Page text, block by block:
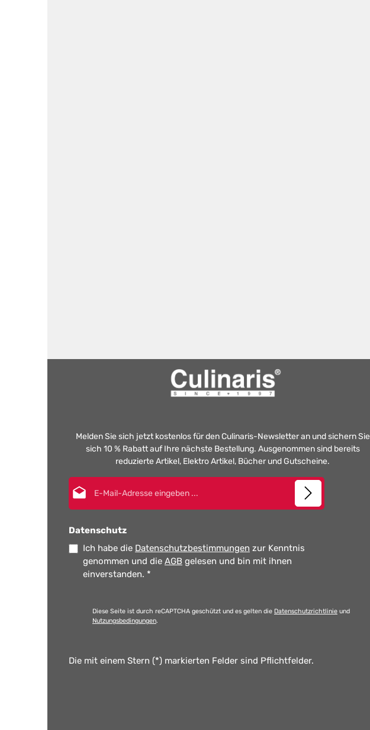
Melden Sie sich jetzt kostenlos für den Culinaris-Newsletter an und sichern Sie
sich 10 % Rabatt auf Ihre nächste Bestellung. Ausgenommen sind bereits
reduzierte Artikel, Elektro Artikel, Bücher und Gutscheine.
Datenschutz
Ich habe die Datenschutzbestimmungen zur Kenntnis
genommen und die AGB gelesen und bin mit ihnen
einverstanden. *
Diese Seite ist durch reCAPTCHA geschützt und es gelten die Datenschutzrichtlinie und
Nutzungsbedingungen.
Die mit einem Stern (*) markierten Felder sind Pflichtfelder.